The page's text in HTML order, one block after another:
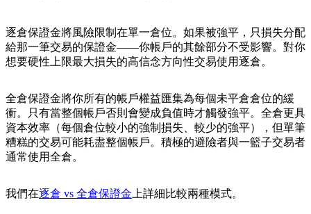
逐倉保證金將風險限制在單一倉位。如果被強平，只損失分配
給那一筆交易的保證金——你帳戶的其餘部分不受影響。對你
想要硬性上限最大損失的高信念方向性交易使用逐倉。
全倉保證金將你所有的帳戶權益匯集為每個未平倉倉位的緩
衝。只有當整個帳戶否則會變成負值時才觸發強平。全倉更具
資本效率（每個倉位較小的強制損失、較少的強平），但單筆
糟糕的交易可能耗盡整個帳戶。積極的避險者與一籃子交易者
通常使用全倉。
我們在逐倉 vs 全倉保證金 上詳細比較兩種模式。